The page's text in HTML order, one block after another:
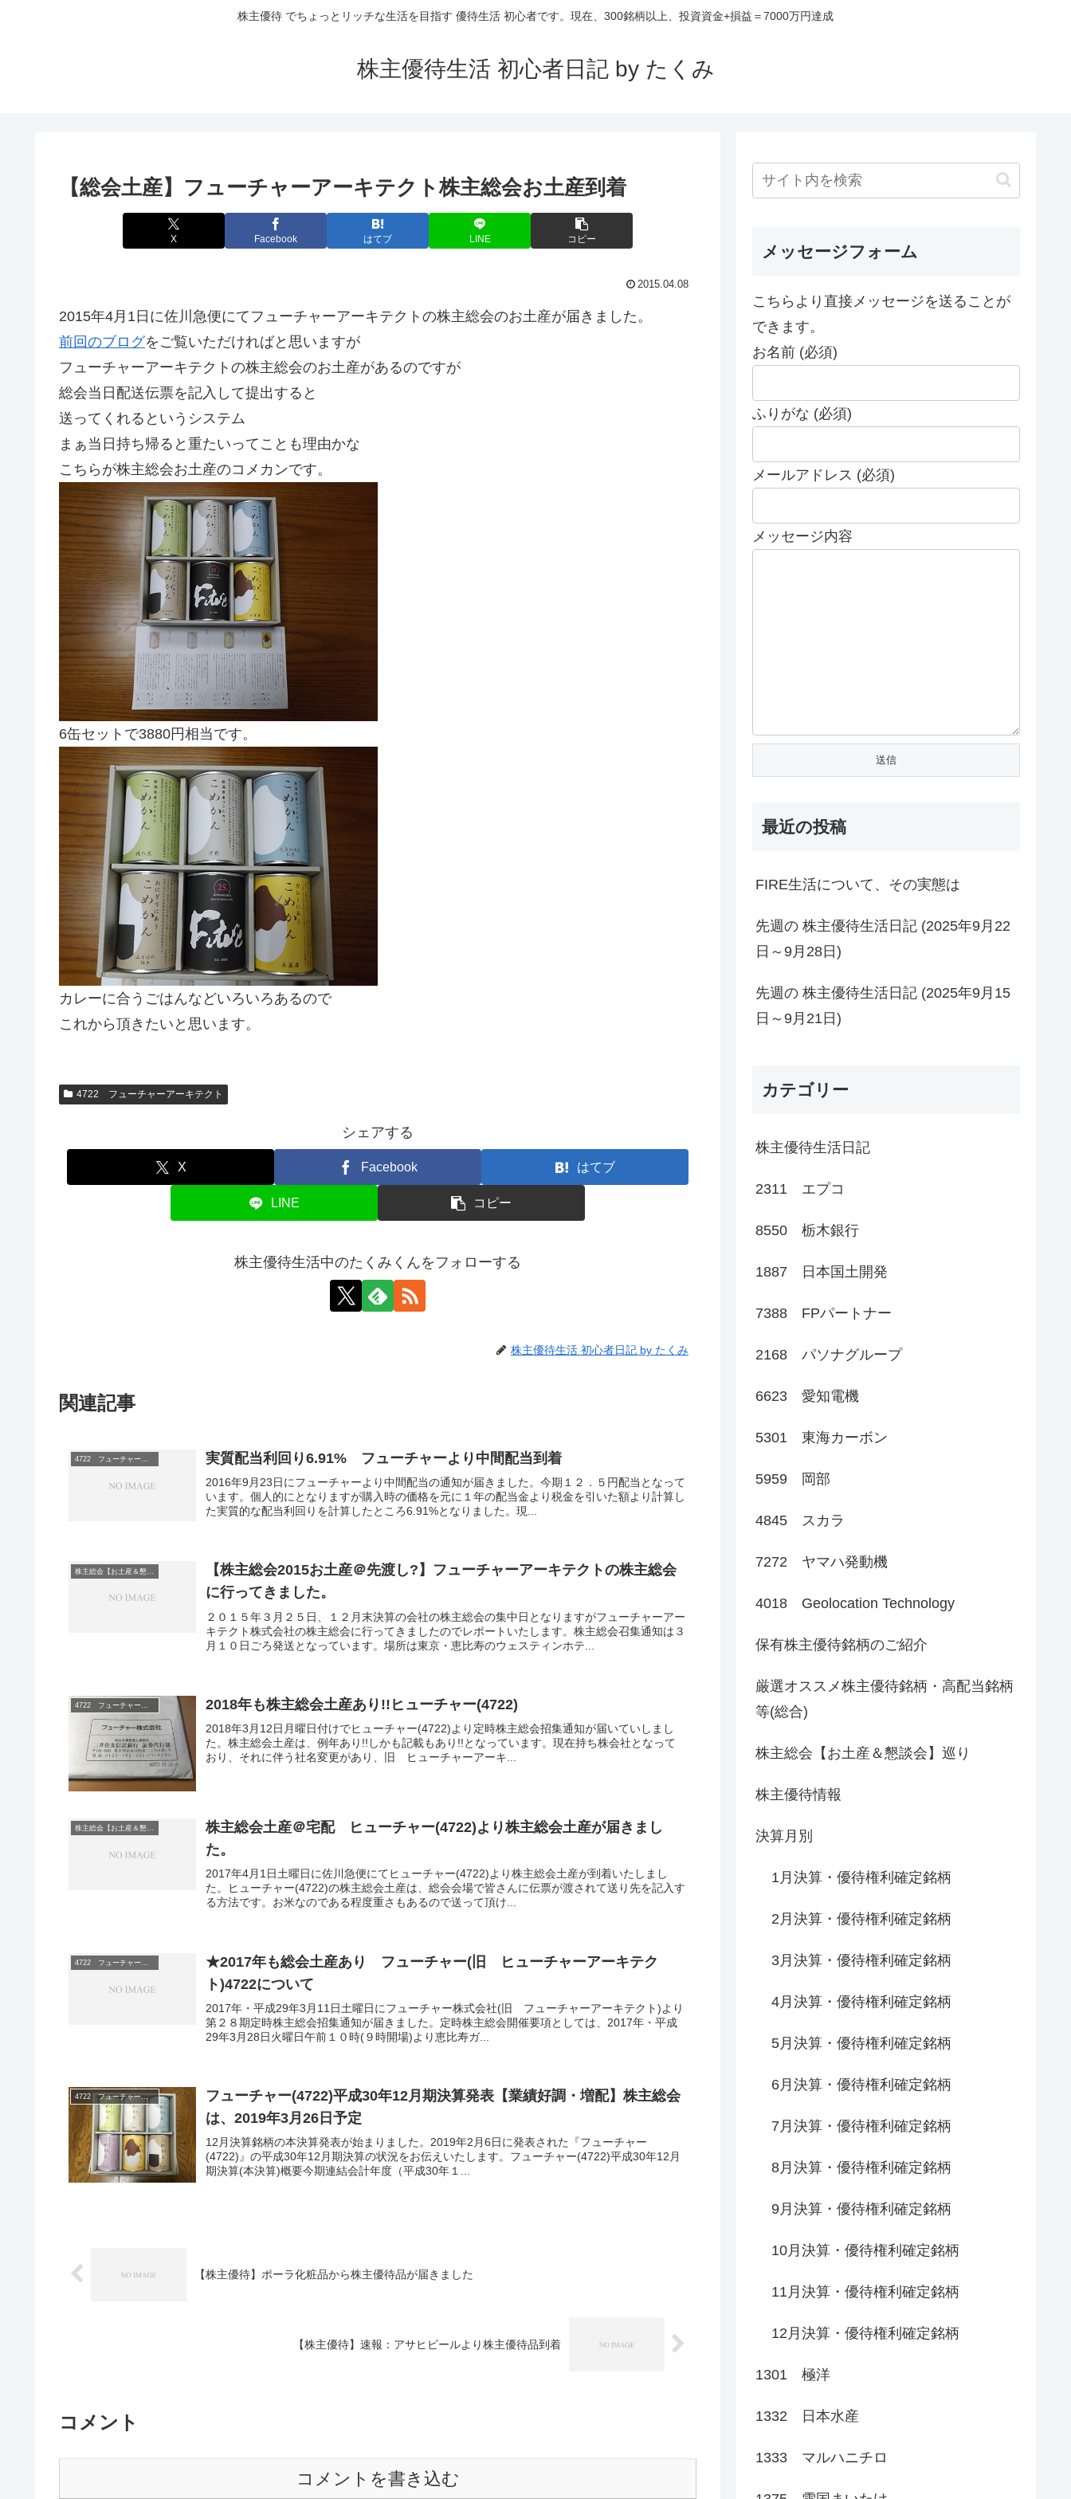
株主優待 でちょっとリッチな生活を目指す 優待生活 初心者です。現在、300銘柄以上、投資資金+損益＝7000万円達成
株主優待生活 初心者日記 by たくみ
【総会土産】フューチャーアーキテクト株主総会お土産到着
X Facebook はてブ LINE コピー
2015.04.08
2015年4月1日に佐川急便にてフューチャーアーキテクトの株主総会のお土産が届きました。
前回のブログをご覧いただければと思いますが
フューチャーアーキテクトの株主総会のお土産があるのですが
総会当日配送伝票を記入して提出すると
送ってくれるというシステム
まぁ当日持ち帰ると重たいってことも理由かな
こちらが株主総会お土産のコメカンです。
6缶セットで3880円相当です。
カレーに合うごはんなどいろいろあるので
これから頂きたいと思います。
4722 フューチャーアーキテクト
シェアする
X Facebook はてブ
LINE コピー
株主優待生活中のたくみくんをフォローする
株主優待生活 初心者日記 by たくみ
関連記事
4722 フューチャーアーキテクト 実質配当利回り6.91% フューチャーより中間配当到着
2016年9月23日にフューチャーより中間配当の通知が届きました。今期１２．５円配当となって
います。個人的にとなりますが購入時の価格を元に１年の配当金より税金を引いた額より計算し
た実質的な配当利回りを計算したところ6.91%となりました。現...
【株主総会2015お土産＠先渡し?】フューチャーアーキテクトの株主総会
に行ってきました。
２０１５年３月２５日、１２月末決算の会社の株主総会の集中日となりますがフューチャーアー
キテクト株式会社の株主総会に行ってきましたのでレポートいたします。株主総会召集通知は３
月１０日ごろ発送となっています。場所は東京・恵比寿のウェスティンホテ...
4722 フューチャーアーキテクト 2018年も株主総会土産あり!!ヒューチャー(4722)
2018年3月12日月曜日付けでヒューチャー(4722)より定時株主総会招集通知が届いていしまし
た。株主総会土産は、例年あり!!しかも記載もあり!!となっています。現在持ち株会社となって
おり、それに伴う社名変更があり、旧 ヒューチャーアーキ...
株主総会【お土産＆懇談会】巡り
株主総会土産＠宅配 ヒューチャー(4722)より株主総会土産が届きまし
た。
2017年4月1日土曜日に佐川急便にてヒューチャー(4722)より株主総会土産が到着いたしまし
た。ヒューチャー(4722)の株主総会土産は、総会会場で皆さんに伝票が渡されて送り先を記入す
る方法です。お米なのである程度重さもあるので送って頂け...
★2017年も総会土産あり フューチャー(旧 ヒューチャーアーキテク
ト)4722について
2017年・平成29年3月11日土曜日にフューチャー株式会社(旧 フューチャーアーキテクト)より
第２８期定時株主総会招集通知が届きました。定時株主総会開催要項としては、2017年・平成
29年3月28日火曜日午前１０時(９時開場)より恵比寿ガ...
4722 フューチャーアーキテクト
フューチャー(4722)平成30年12月期決算発表【業績好調・増配】株主総会
は、2019年3月26日予定
12月決算銘柄の本決算発表が始まりました。2019年2月6日に発表された『フューチャー
(4722)』の平成30年12月期決算の状況をお伝えいたします。フューチャー(4722)平成30年12月
期決算(本決算)概要今期連結会計年度（平成30年１...
【株主優待】ポーラ化粧品から株主優待品が届きました
【株主優待】速報：アサヒビールより株主優待品到着
コメント
コメントを書き込む
メッセージフォーム
こちらより直接メッセージを送ることが
できます。
お名前 (必須)
ふりがな (必須)
メールアドレス (必須)
メッセージ内容
最近の投稿
FIRE生活について、その実態は
先週の 株主優待生活日記 (2025年9月22
日～9月28日)
先週の 株主優待生活日記 (2025年9月15
日～9月21日)
カテゴリー
株主優待生活日記
2311 エプコ
8550 栃木銀行
1887 日本国土開発
7388 FPパートナー
2168 パソナグループ
6623 愛知電機
5301 東海カーボン
5959 岡部
4845 スカラ
7272 ヤマハ発動機
4018 Geolocation Technology
保有株主優待銘柄のご紹介
厳選オススメ株主優待銘柄・高配当銘柄
等(総合)
株主総会【お土産＆懇談会】巡り
株主優待情報
決算月別
1月決算・優待権利確定銘柄
2月決算・優待権利確定銘柄
3月決算・優待権利確定銘柄
4月決算・優待権利確定銘柄
5月決算・優待権利確定銘柄
6月決算・優待権利確定銘柄
7月決算・優待権利確定銘柄
8月決算・優待権利確定銘柄
9月決算・優待権利確定銘柄
10月決算・優待権利確定銘柄
11月決算・優待権利確定銘柄
12月決算・優待権利確定銘柄
1301 極洋
1332 日本水産
1333 マルハニチロ